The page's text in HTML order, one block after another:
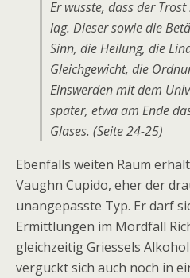
Er wusste, dass der
lag. Dieser sowie die
Sinn, die Heilung, die
Gleichgewicht, die
Einswerden mit dem
später, etwa am Ende
Glases. (Seite 24-25)
Ebenfalls weiten Raum
Vaughn Cupido, eher der
unangepasste Typ. Er darf
Ermittlungen im Mordfall
gleichzeitig Griessels
verguckt sich auch noch in